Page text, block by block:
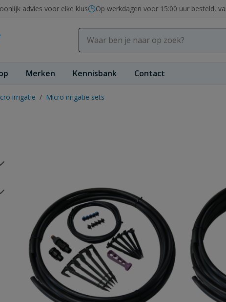
advies voor elke klus Op werkdagen voor 15:00 uur besteld,
Merken Kennisbank Contact
irrigatie / Micro irrigatie sets